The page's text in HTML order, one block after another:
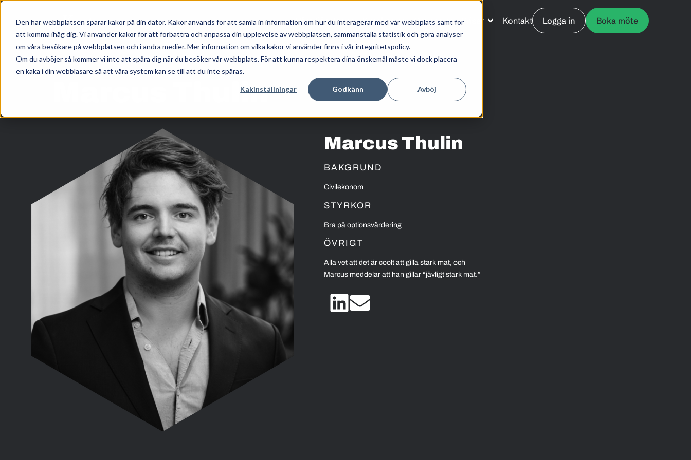
Den här webbplatsen sparar kakor på din dator. Kakor används för att samla in information om hur du interagerar med vår webbplats samt för
att komma ihåg dig. Vi använder kakor för att förbättra och anpassa din upplevelse av webbplatsen, sammanställa statistik och göra analyser
om våra besökare på webbplatsen och i andra medier. Mer information om vilka kakor vi använder finns i vår integritetspolicy.
Om du avböjer så kommer vi inte att spåra dig när du besöker vår webbplats. För att kunna respektera dina önskemål måste vi dock placera
en kaka i din webbläsare så att våra system kan se till att du inte spåras.
Kakinställningar Godkänn Avböj
Våra tjänster Kunskap Om oss Priser Kontakt Logga in Boka möte
Marcus Thulin
Marcus Thulin
BAKGRUND
Civilekonom
STYRKOR
Bra på optionsvärdering
ÖVRIGT
Alla vet att det är coolt att gilla stark mat, och
Marcus meddelar att han gillar “jävligt stark mat.”